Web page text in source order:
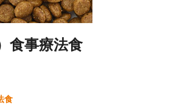
食事療法食
食